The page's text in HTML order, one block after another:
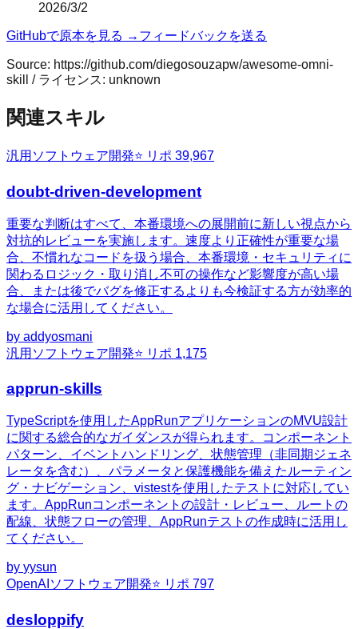
2026/3/2
GitHubで原本を見る → フィードバックを送る
Source: https://github.com/diegosouzapw/awesome-omni-
skill
/ ライセンス: unknown
関連スキル
汎用 ソフトウェア開発⭐ リポ 39,967
doubt-driven-development
重要な判断はすべて、本番環境への展開前に新しい視点から
対抗的レビューを実施します。速度より正確性が重要な場
合、不慣れなコードを扱う場合、本番環境・セキュリティに
関わるロジック・取り消し不可の操作など影響度が高い場
合、または後でバグを修正するよりも今検証する方が効率的
な場合に活用してください。
by addyosmani
汎用 ソフトウェア開発⭐ リポ 1,175
apprun-skills
TypeScriptを使用したAppRunアプリケーションのMVU設計
に関する総合的なガイダンスが得られます。コンポーネント
パターン、イベントハンドリング、状態管理（非同期ジェネ
レータを含む）、パラメータと保護機能を備えたルーティン
グ・ナビゲーション、vistestを使用したテストに対応してい
ます。AppRunコンポーネントの設計・レビュー、ルートの
配線、状態フローの管理、AppRunテストの作成時に活用し
てください。
by yysun
OpenAI ソフトウェア開発⭐ リポ 797
desloppify